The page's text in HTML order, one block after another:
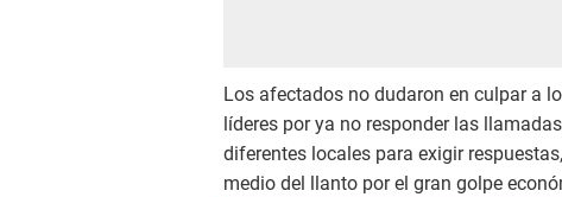
Los afectados no dudaron en culpar a
líderes por ya no responder las
diferentes locales para exigir
medio del llanto por el gran golpe